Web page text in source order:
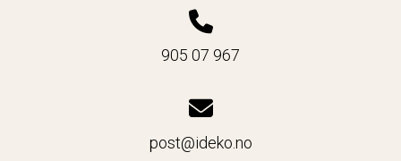
905 07 967
post@ideko.no